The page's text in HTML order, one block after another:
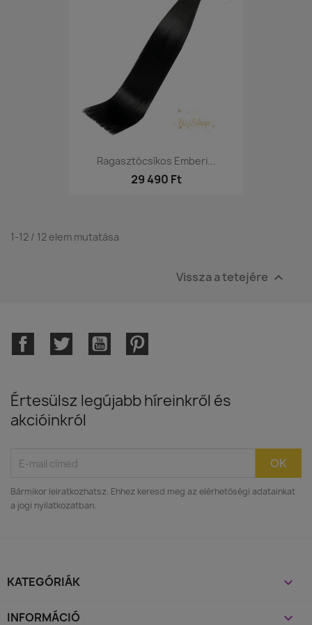
Ragasztócsíkos Emberi...
29 490 Ft
1-12 / 12 elem mutatása
Vissza a tetejére 
Értesülsz legújabb híreinkről és
akcióinkról
Bármikor leiratkozhatsz. Ehhez keresd meg az elérhetőségi adatainkat
a jogi nyilatkozatban.
FacebookTwitter YouTube
KATEGÓRIÁK 
INFORMÁCIÓ 